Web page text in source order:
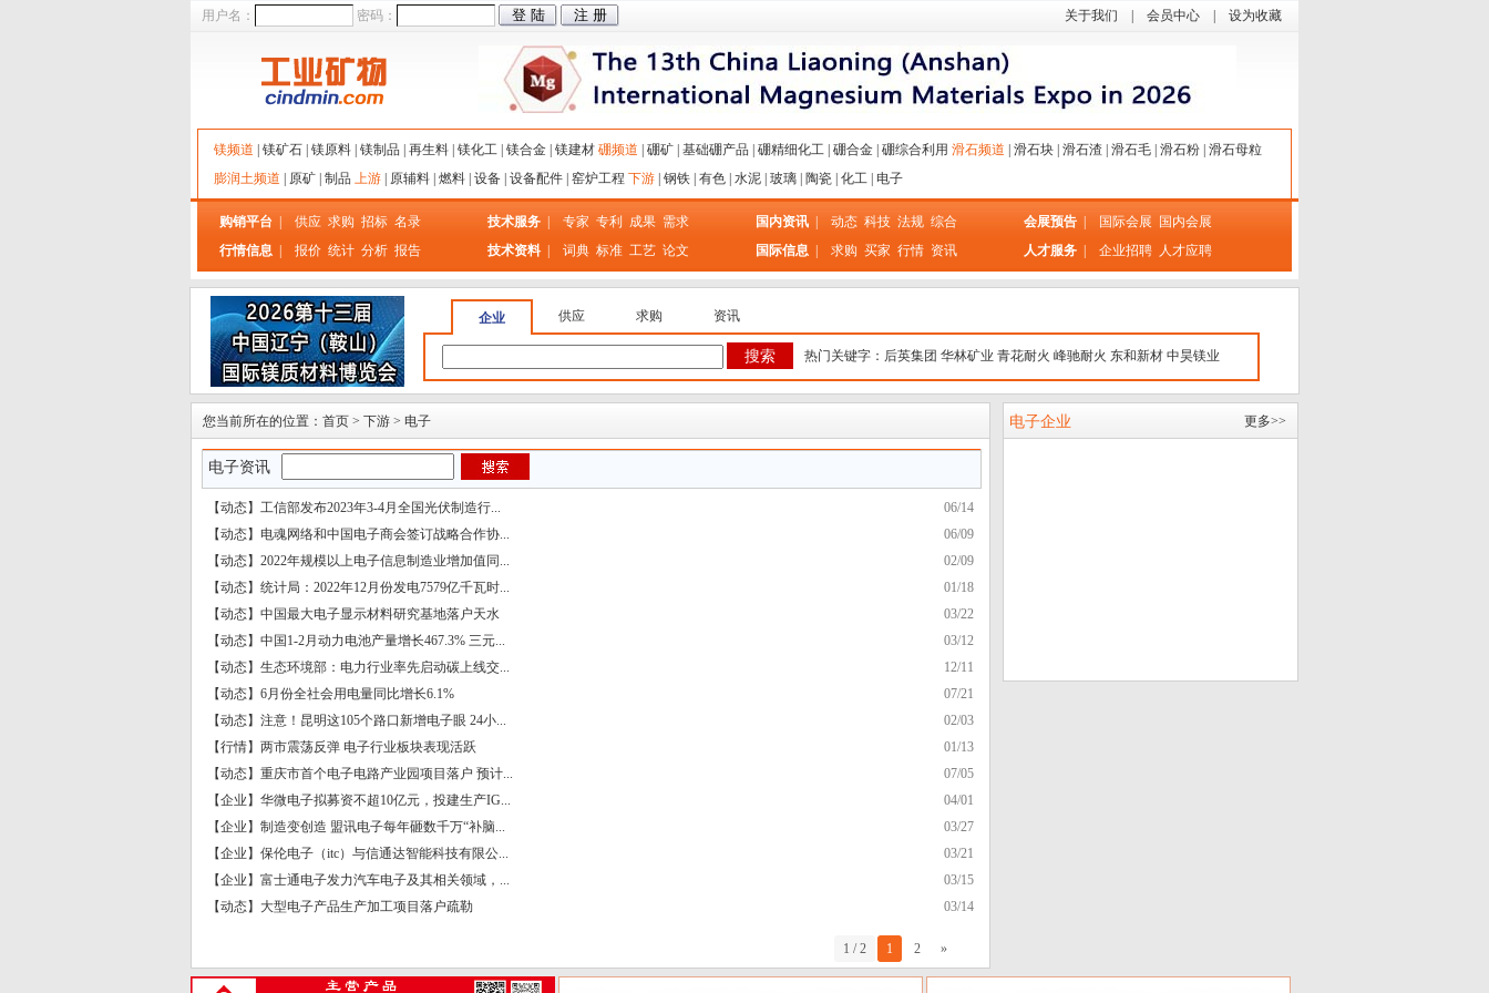
用户名： 密码： 关于我们 会员中心 设为收藏
镁频道 镁矿石 镁原料 镁制品 再生料 镁化工 镁合金 镁建材 硼频道 硼矿 基础硼产品 硼精细化工 硼合金 硼综合利用 滑石频道 滑石块 滑石渣 滑石毛 滑石粉 滑石母粒
膨润土频道
原矿 制品 上游 原辅料 燃料 设备 设备配件 窑炉工程 下游 钢铁 有色 水泥 玻璃 陶瓷 化工 电子
购销平台 供应 求购 招标 名录
行情信息
报价 统计 分析 报告
技术服务 专家 专利 成果 需求
技术资料
词典 标准 工艺 论文
国内资讯 动态 科技 法规 综合
国际信息
求购 买家 行情 资讯
会展预告 国际会展
国内会展
人才服务
企业招聘 人才应聘
企业 供应 求购 资讯
热门关键字： 后英集团 华林矿业 青花耐火 峰驰耐火 东和新材 中昊镁业
您当前所在的位置：首页 > 下游 > 电子
电子资讯
06/14
【动态】工信部发布2023年3-4月全国光伏制造行...
06/09
【动态】电魂网络和中国电子商会签订战略合作协...
02/09
【动态】2022年规模以上电子信息制造业增加值同...
01/18
【动态】统计局：2022年12月份发电7579亿千瓦时...
03/22
【动态】中国最大电子显示材料研究基地落户天水
03/12
【动态】中国1-2月动力电池产量增长467.3% 三元...
12/11
【动态】生态环境部：电力行业率先启动碳上线交...
07/21
【动态】6月份全社会用电量同比增长6.1%
02/03
【动态】注意！昆明这105个路口新增电子眼 24小...
01/13
【行情】两市震荡反弹 电子行业板块表现活跃
07/05
【动态】重庆市首个电子电路产业园项目落户 预计...
04/01
【企业】华微电子拟募资不超10亿元，投建生产IG...
03/27
【企业】制造变创造 盟讯电子每年砸数千万“补脑...
03/21
【企业】保伦电子（itc）与信通达智能科技有限公...
03/15
【企业】富士通电子发力汽车电子及其相关领域，...
03/14
【动态】大型电子产品生产加工项目落户疏勒
1 / 2 1 2 »
电子企业 更多>>